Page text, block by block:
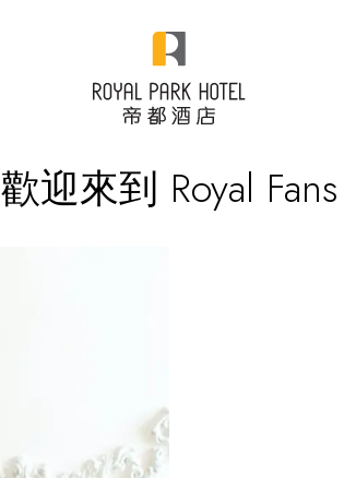
歡迎來到 Royal Fans